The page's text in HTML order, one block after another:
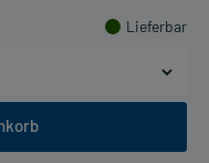
Lieferbar